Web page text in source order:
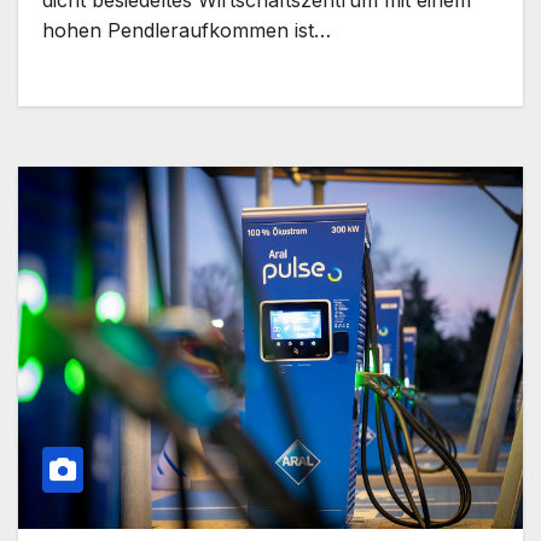
hohen Pendleraufkommen ist…